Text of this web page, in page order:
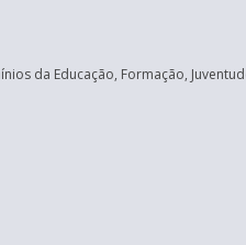
da Educação, Formação,